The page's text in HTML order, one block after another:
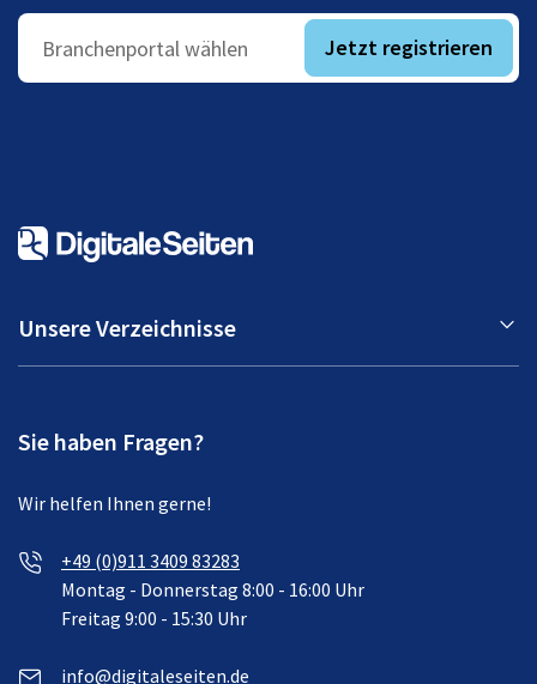
Branchenportal wählen Jetzt registrieren
Unsere Verzeichnisse
Sie haben Fragen?
Wir helfen Ihnen gerne!
+49 (0)911 3409 83283
Montag - Donnerstag 8:00 - 16:00 Uhr
Freitag 9:00 - 15:30 Uhr
info@digitaleseiten.de